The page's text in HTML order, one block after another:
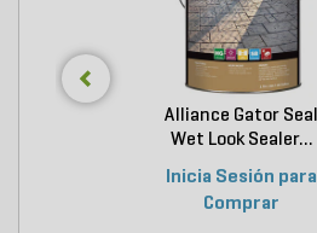
Alliance Gator Seal
Wet Look Sealer...
Inicia Sesión para
Comprar